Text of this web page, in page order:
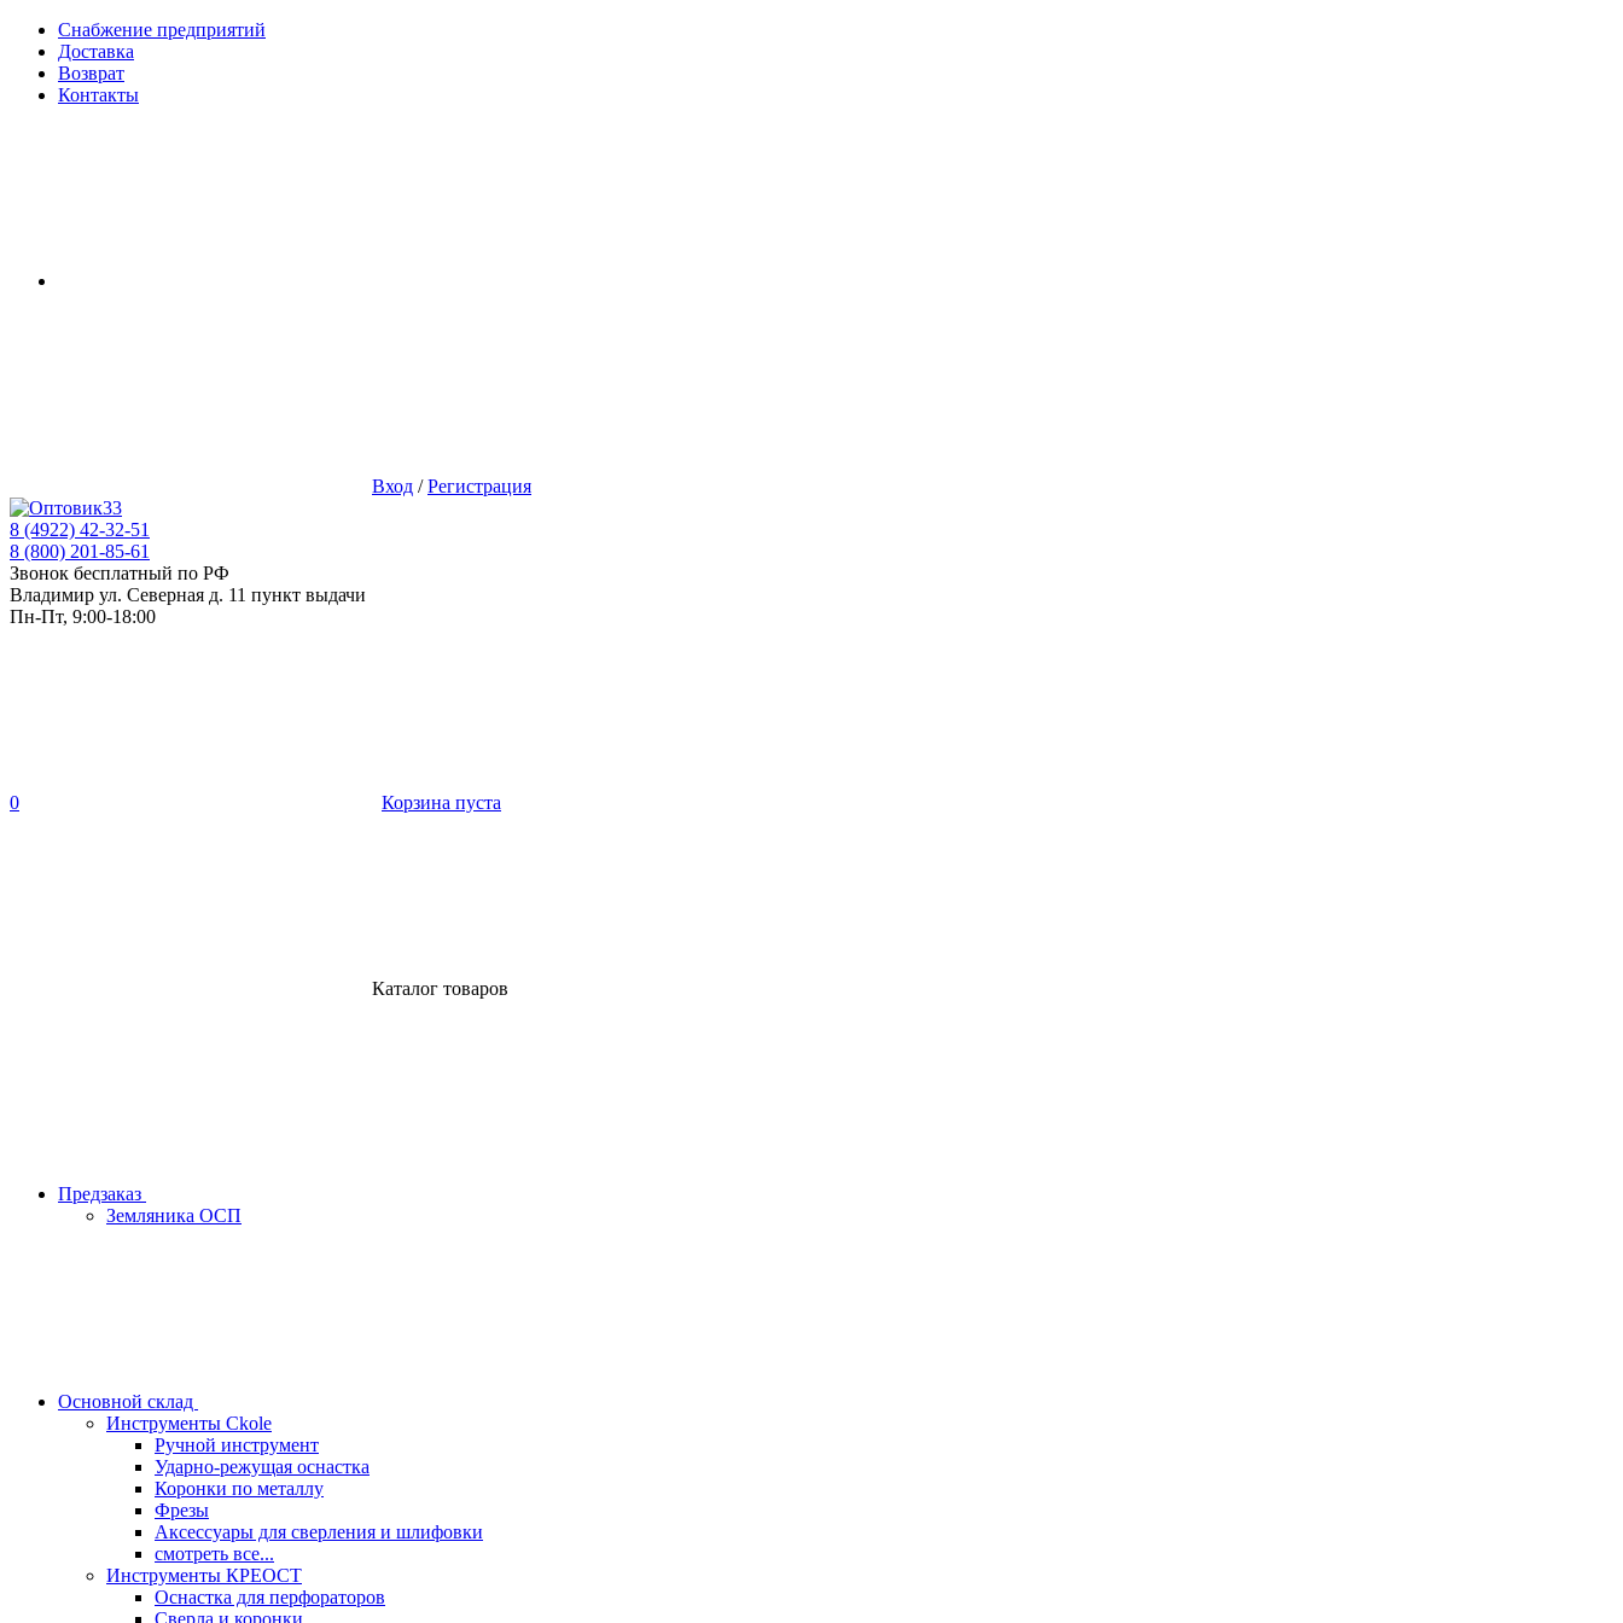
Снабжение предприятий
Доставка
Возврат
Контакты
Вход /Регистрация
8 (4922) 42-32-51
8 (800) 201-85-61
Звонок бесплатный по РФ
Владимир ул. Северная д. 11 пункт выдачи
Пн-Пт, 9:00-18:00
0 Корзина пуста
Каталог товаров
Предзаказ
Земляника ОСП
Основной склад
Инструменты Ckole
Ручной инструмент
Ударно‑режущая оснастка
Коронки по металлу
Фрезы
Аксессуары для сверления и шлифовки
смотреть все...
Инструменты КРЕОСТ
Оснастка для перфораторов
Сверла и коронки